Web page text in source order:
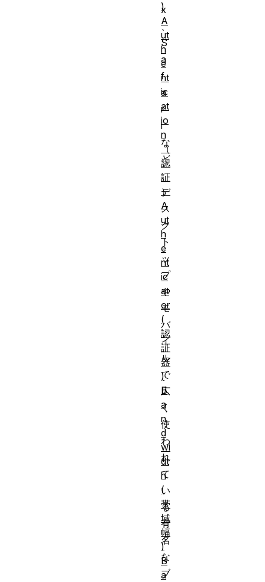
x
、
S
a
f
a
r
i
な
ど
、
デ
ス
ク
ト
ッ
プ
や
モ
バ
イ
ル
で
広
く
使
わ
れ
て
い
る
有
名
な
ブ
)
A
ut
h
e
nt
ic
at
io
n
（
認
証
）
A
ut
h
e
nt
ic
at
or
(
認
証
器
)
B
a
n
d
wi
dt
h
(
帯
域
幅
)
B
a